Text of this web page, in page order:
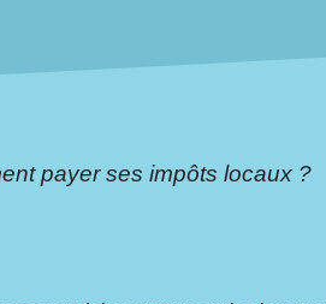
payer ses impôts locaux ?